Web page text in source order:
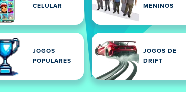
CELULAR
MENINOS
JOGOS
POPULARES
JOGOS DE
DRIFT